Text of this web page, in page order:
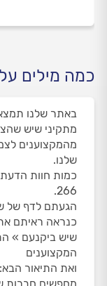
כמה מילים
מתקיני שיש
מהמקצוענים
שלנו.
כמות חוות
266.
הגעתם לדף של
כנראה ראיתם
שיש ביקנעם »
המקצוענים
ואת התיאור הבא: